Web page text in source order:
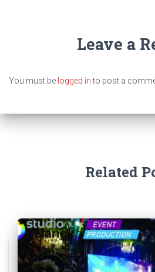
Leave a
You must be logged into post a
Related